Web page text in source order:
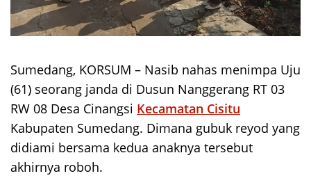
Sumedang, KORSUM – Nasib nahas menimpa Uju
(61) seorang janda di Dusun Nanggerang RT 03
RW 08 Desa Cinangsi Kecamatan Cisitu
Kabupaten Sumedang. Dimana gubuk reyod yang
didiami bersama kedua anaknya tersebut
akhirnya roboh.